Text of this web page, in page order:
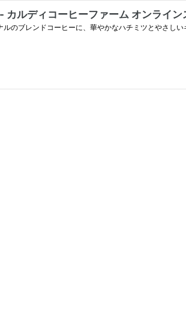
ルディコーヒーファーム オンライン
のブレンドコーヒーに、華やかなハチミツとやさしい